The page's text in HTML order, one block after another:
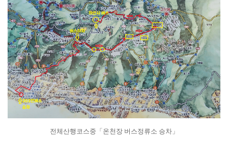
전체산행코스중「온천장 버스정류소 승차」